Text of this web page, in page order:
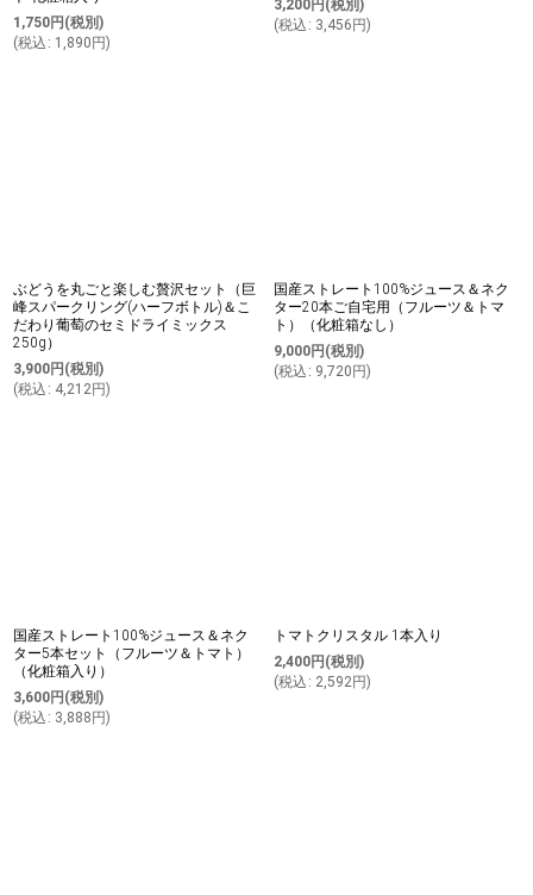
1,750円 (税別)
(税込 : 1,890 円)
3,200円 (税別)
(税込 : 3,456 円)
ぶどうを丸ごと楽しむ贅沢セット（巨
峰スパークリング(ハーフボトル)＆こ
だわり葡萄のセミドライミックス
250g）
3,900円 (税別)
(税込 : 4,212円)
国産ストレート100%ジュース＆ネク
ター20本ご自宅用（フルーツ＆トマ
ト）（化粧箱なし）
9,000円 (税別)
(税込 : 9,720 円)
国産ストレート100%ジュース＆ネク
ター5本セット（フルーツ＆トマト）
（化粧箱入り）
3,600円 (税別)
(税込 : 3,888 円)
トマトクリスタル 1本入り
2,400円 (税別)
(税込 : 2,592円)